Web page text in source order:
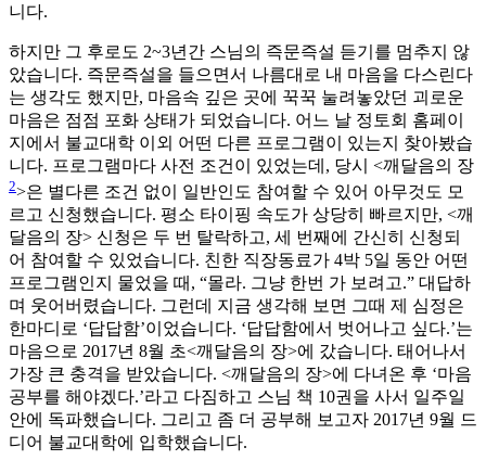
니다.
하지만 그 후로도 2~3년간 스님의 즉문즉설 듣기를 멈추지 않
았습니다. 즉문즉설을 들으면서 나름대로 내 마음을 다스린다
는 생각도 했지만, 마음속 깊은 곳에 꾹꾹 눌려놓았던 괴로운
마음은 점점 포화 상태가 되었습니다. 어느 날 정토회 홈페이
지에서 불교대학 이외 어떤 다른 프로그램이 있는지 찾아봤습
니다. 프로그램마다 사전 조건이 있었는데, 당시 <깨달음의 장
2>은 별다른 조건 없이 일반인도 참여할 수 있어 아무것도 모
르고 신청했습니다. 평소 타이핑 속도가 상당히 빠르지만, <깨
달음의 장> 신청은 두 번 탈락하고, 세 번째에 간신히 신청되
어 참여할 수 있었습니다. 친한 직장동료가 4박 5일 동안 어떤
프로그램인지 물었을 때, “몰라. 그냥 한번 가 보려고.” 대답하
며 웃어버렸습니다. 그런데 지금 생각해 보면 그때 제 심정은
한마디로 ‘답답함’이었습니다. ‘답답함에서 벗어나고 싶다.’는
마음으로 2017년 8월 초<깨달음의 장>에 갔습니다. 태어나서
가장 큰 충격을 받았습니다. <깨달음의 장>에 다녀온 후 ‘마음
공부를 해야겠다.’라고 다짐하고 스님 책 10권을 사서 일주일
안에 독파했습니다. 그리고 좀 더 공부해 보고자 2017년 9월 드
디어 불교대학에 입학했습니다.